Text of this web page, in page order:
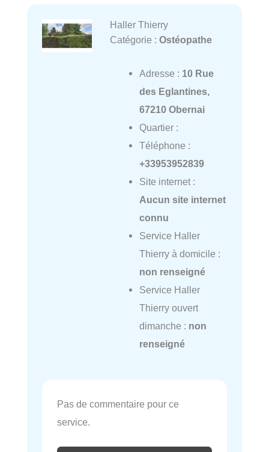
Haller Thierry
Catégorie : Ostéopathe
Adresse : 10 Rue
des Eglantines,
67210 Obernai
Quartier :
Téléphone :
+33953952839
Site internet :
Aucun site internet
connu
Service Haller
Thierry à domicile :
non renseigné
Service Haller
Thierry ouvert
dimanche : non
renseigné
Pas de commentaire pour ce
service.